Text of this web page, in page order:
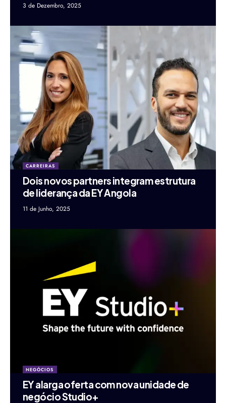
3 de Dezembro, 2025
CARREIRAS
Dois novos partners integram estrutura
de liderança da EY Angola
11 de Junho, 2025
NEGÓCIOS
EY alarga oferta com nova unidade de
negócio Studio+